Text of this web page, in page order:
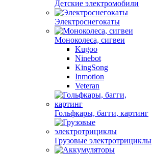
Детские электромобили
Электроснегокаты
Моноколеса, сигвеи
Kugoo
Ninebot
KingSong
Inmotion
Veteran
Гольфкары, багги, картинг
Грузовые электротрициклы